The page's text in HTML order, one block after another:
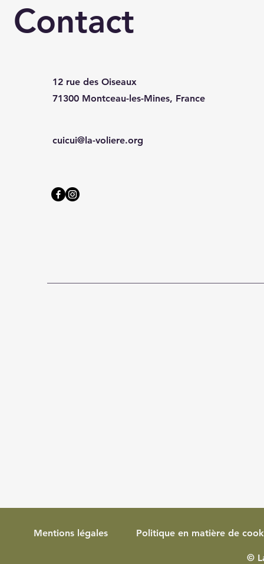
Contact
12 rue des Oiseaux
71300 Montceau-les-Mines, France
cuicui@la-voliere.org
Mentions légales Politique en matière de
©